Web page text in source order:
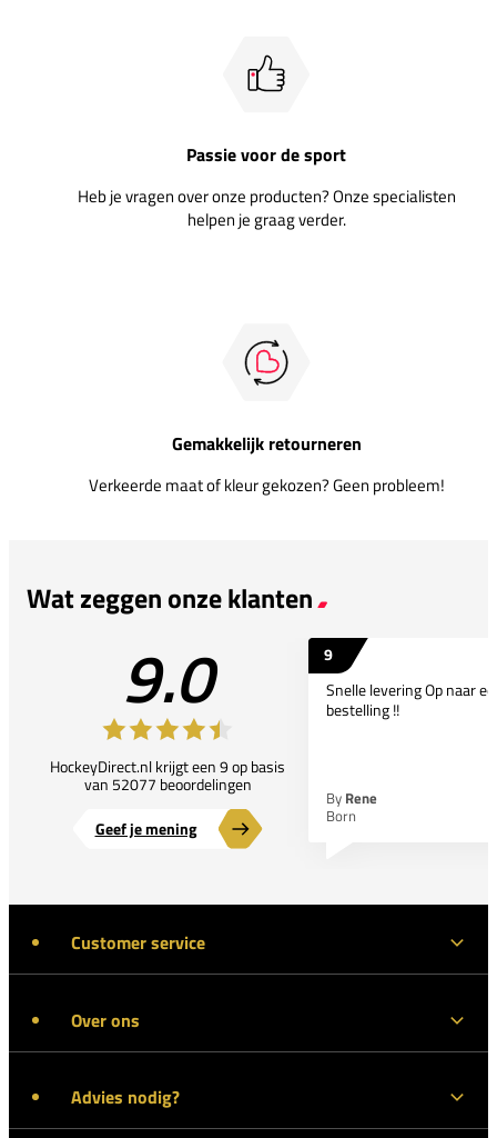
Passie voor de sport
Heb je vragen over onze producten? Onze specialisten
helpen je graag verder.
Gemakkelijk retourneren
Verkeerde maat of kleur gekozen? Geen probleem!
Wat zeggen onze klanten
9.0
HockeyDirect.nl krijgt een 9 op basis
van 52077 beoordelingen
Geef je mening
9
Snelle levering Op naar
bestelling !!
By Rene
Born
Customer service
Over ons
Advies nodig?